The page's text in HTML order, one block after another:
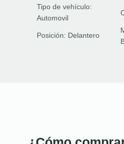
Tipo de vehículo:
Automovil
Posición: Delantero